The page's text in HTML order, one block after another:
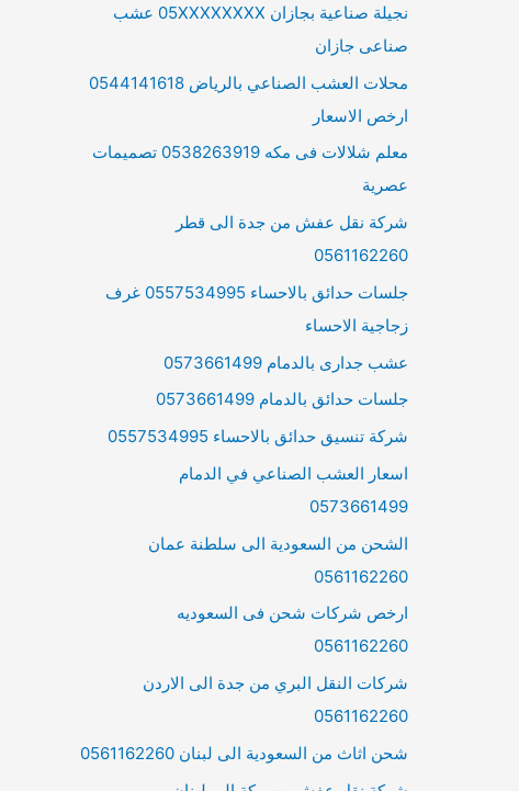
نجيلة صناعية بجازان 05XXXXXXXX عشب
صناعى جازان
محلات العشب الصناعي بالرياض 0544141618
ارخص الاسعار
معلم شلالات فى مكه 0538263919 تصميمات
عصرية
شركة نقل عفش من جدة الى قطر
0561162260
جلسات حدائق بالاحساء 0557534995 غرف
زجاجية الاحساء
عشب جدارى بالدمام 0573661499
جلسات حدائق بالدمام 0573661499
شركة تنسيق حدائق بالاحساء 0557534995
اسعار العشب الصناعي في الدمام
0573661499
الشحن من السعودية الى سلطنة عمان
0561162260
ارخص شركات شحن فى السعوديه
0561162260
شركات النقل البري من جدة الى الاردن
0561162260
شحن اثاث من السعودية الى لبنان 0561162260